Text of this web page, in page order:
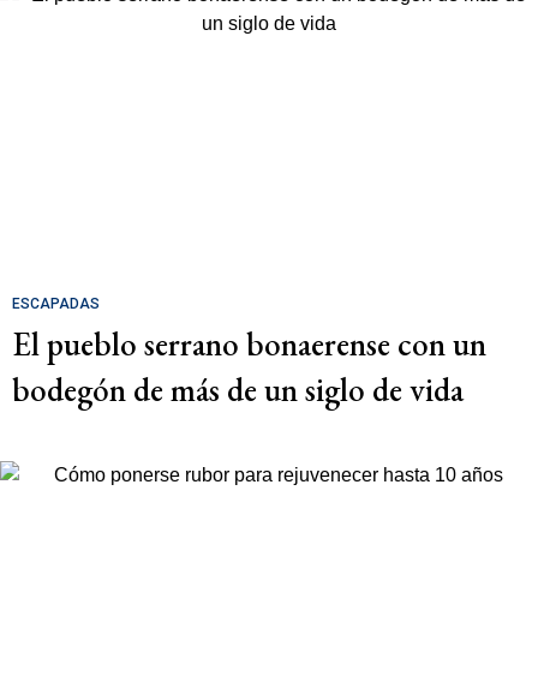
ESCAPADAS
El pueblo serrano bonaerense con un
bodegón de más de un siglo de vida